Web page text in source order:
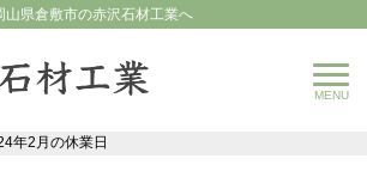
県倉敷市の赤沢石材工業へ
年2月の休業日